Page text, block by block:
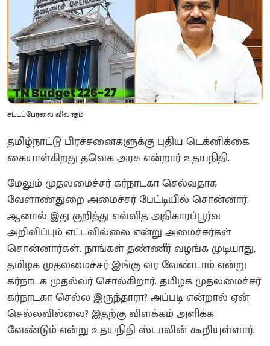
சட்டப்பேரவை விவாதம்
தமிழ்நாட்டு பிரச்சனைகளுக்கு புதிய டெக்னிக்கை
கையாள்கிறது தவெக அரசு என்றார் உதயநிதி.
மேலும் முதலமைச்சர் கர்நாடகா செல்வதாக
வேளாண்துறை அமைச்சர் பேட்டியில் சொன்னார்.
ஆனால் இது குறித்து எவ்வித அதிகாரப்பூர்வ
அறிவிப்பும் எட்டவில்லை என்று அமைச்சர்கள்
சொன்னார்கள். நாங்கள் தண்ணீர் வழங்க முடியாது,
தமிழக முதலமைச்சர் இங்கு வர வேண்டாம் என்று
கர்நாடக முதல்வர் சொல்கிறார். தமிழக முதலமைச்சர்
கர்நாடகா செல்ல இருந்தாரா? அப்படி என்றால் ஏன்
செல்லவில்லை? இதற்கு விளக்கம் அளிக்க
வேண்டும் என்று உதயநிதி ஸ்டாலின் கூறியுள்ளார்.